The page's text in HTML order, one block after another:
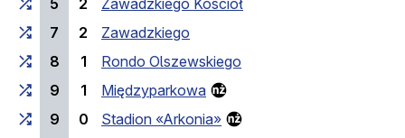
5
2
Zawadzkiego Kościół
7
2
Zawadzkiego
8
1
Rondo Olszewskiego
9
1
Międzyparkowa
9
0
Stadion «Arkonia»